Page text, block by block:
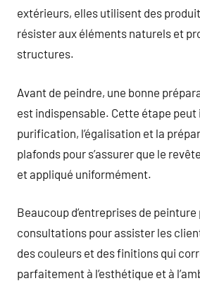
extérieurs, elles utilisent des
résister aux éléments naturels et
structures.
Avant de peindre, une bonne
est indispensable. Cette étape peut
purification, l’égalisation et la
plafonds pour s’assurer que le
et appliqué uniformément.
Beaucoup d’entreprises de
consultations pour assister les
des couleurs et des finitions qui
parfaitement à l’esthétique et à